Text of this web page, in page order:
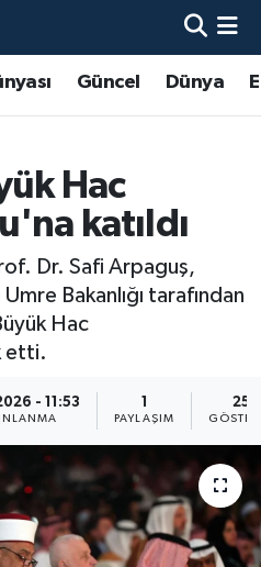
Güncel Dünya
Hac
katıldı
Dr. Safi Arpaguş,
Bakanlığı tarafından
Hac
etti.
- 11:53
PAYLAŞIM
25
ve Fikstür